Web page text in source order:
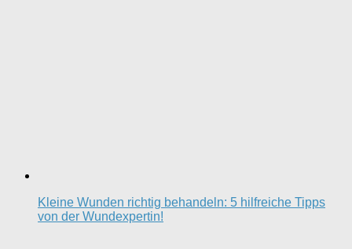
Kleine Wunden richtig behandeln: 5 hilfreiche Tipps
von der Wundexpertin!